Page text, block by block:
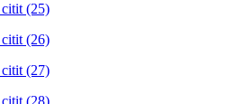
(25)
(26)
(27)